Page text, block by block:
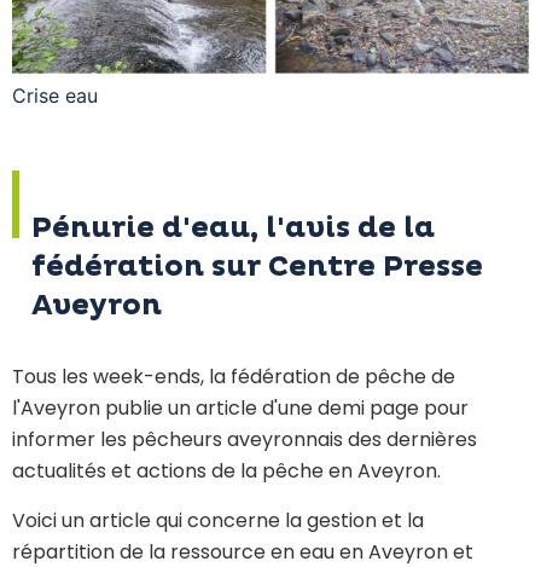
Crise eau
Pénurie d'eau, l'avis de la
fédération sur Centre Presse
Aveyron
Tous les week-ends, la fédération de pêche de
l'Aveyron publie un article d'une demi page pour
informer les pêcheurs aveyronnais des dernières
actualités et actions de la pêche en Aveyron.
Voici un article qui concerne la gestion et la
répartition de la ressource en eau en Aveyron et